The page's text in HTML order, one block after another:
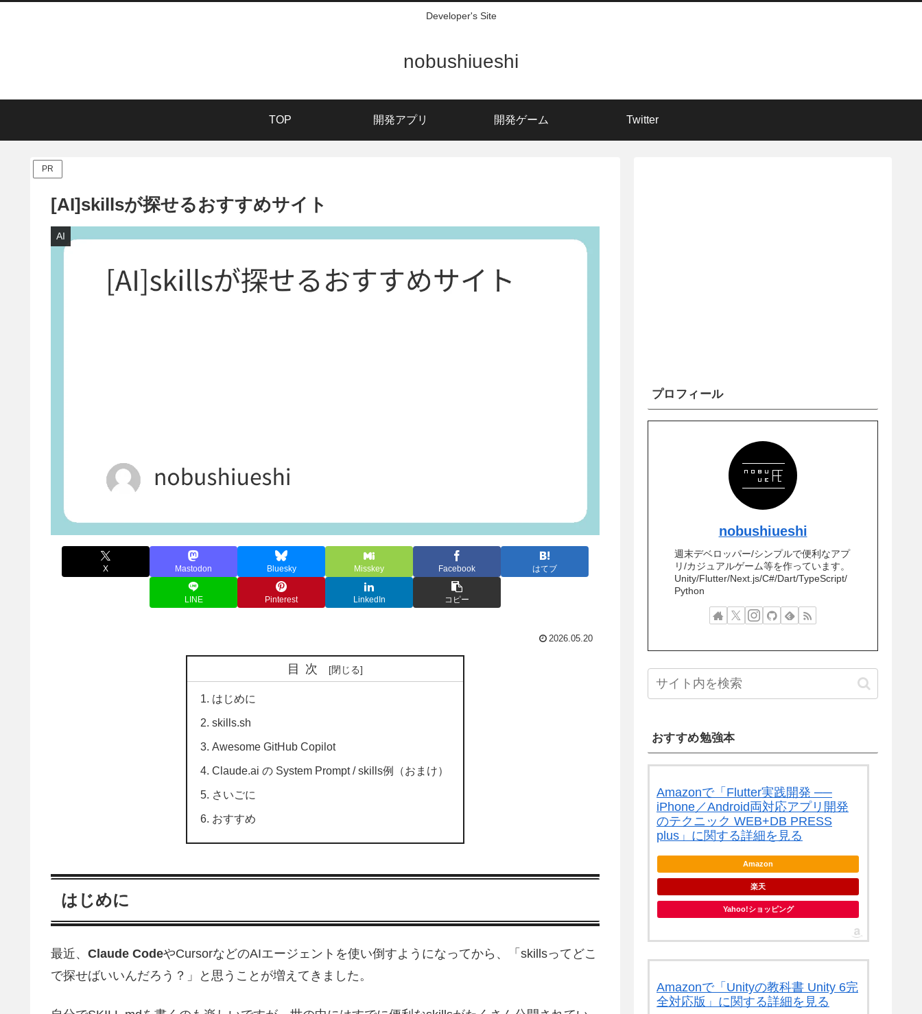
Developer's Site
nobushiueshi
TOP 開発アプリ 開発ゲーム Twitter
PR
[AI]skillsが探せるおすすめサイト
AI
X Mastodon Bluesky Misskey Facebook はてブ
LINE Pinterest LinkedIn コピー
2026.05.20
目次
はじめに
skills.sh
Awesome GitHub Copilot
Claude.ai の System Prompt / skills例（おまけ）
さいごに
おすすめ
はじめに
最近、 Claude CodeやCursorなどのAIエージェントを使い倒すようになってから、「skillsってどこ
で探せばいいんだろう？」と思うことが増えてきました。
プロフィール
nobushiueshi
週末デベロッパー/シンプルで便利なアプ
リ/カジュアルゲーム等を作っています。
Unity/Flutter/Next.js/C#/Dart/TypeScript/
Python
おすすめ勉強本
Amazonで「Flutter実践開発 ──
iPhone／Android両対応アプリ開発
のテクニック WEB+DB PRESS
plus」に関する詳細を見る
Amazon
楽天
Yahoo!ショッピング
Amazonで「Unityの教科書 Unity 6完
全対応版」に関する詳細を見る